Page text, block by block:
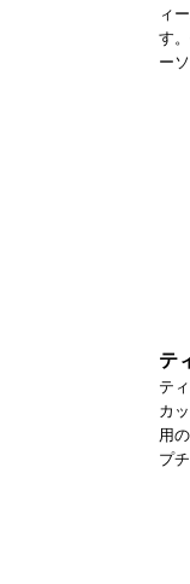
ィ
す
ー
テ
テ
カ
用
プ